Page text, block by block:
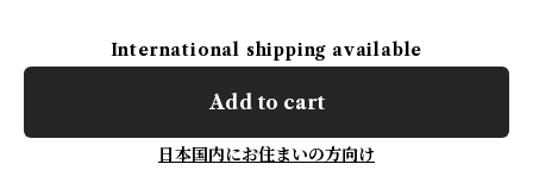
International shipping available
Add to cart
日本国内にお住まいの方向け